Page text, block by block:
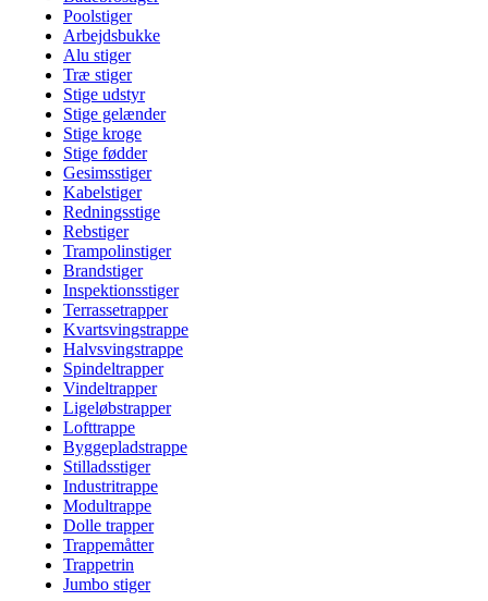
Poolstiger
Arbejdsbukke
Alu stiger
Træ stiger
Stige udstyr
Stige gelænder
Stige kroge
Stige fødder
Gesimsstiger
Kabelstiger
Redningsstige
Rebstiger
Trampolinstiger
Brandstiger
Inspektionsstiger
Terrassetrapper
Kvartsvingstrappe
Halvsvingstrappe
Spindeltrapper
Vindeltrapper
Ligeløbstrapper
Lofttrappe
Byggepladstrappe
Stilladsstiger
Industritrappe
Modultrappe
Dolle trapper
Trappemåtter
Trappetrin
Jumbo stiger